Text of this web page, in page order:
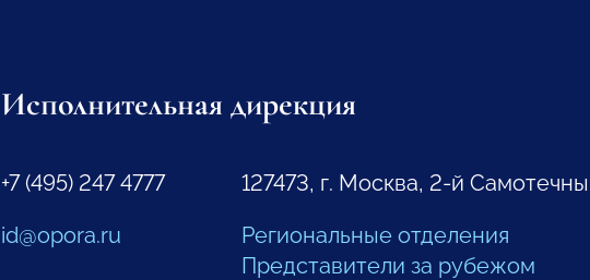
Исполнительная дирекция
+7 (495) 247 4777
id@opora.ru
127473, г. Москва, 2-й
Региональные отделения
Представители за рубежом